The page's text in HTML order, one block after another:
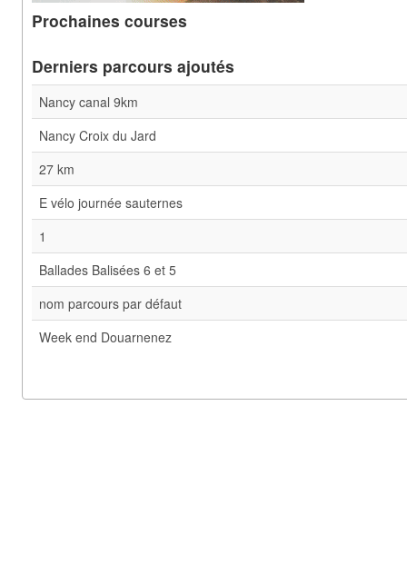
Prochaines courses
Derniers parcours ajoutés
Nancy canal 9km
Nancy Croix du Jard
27 km
E vélo journée sauternes
1
Ballades Balisées 6 et 5
nom parcours par défaut
Week end Douarnenez